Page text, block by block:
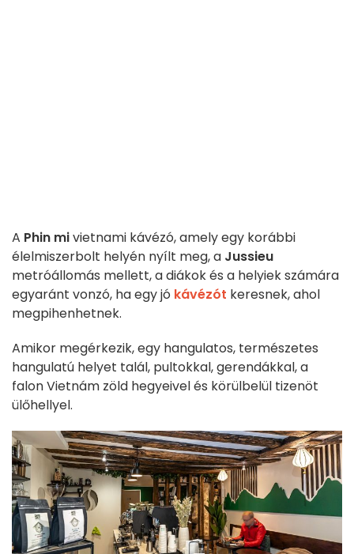
A Phin mivietnami kávézó, amely egy korábbi
élelmiszerbolt helyén nyílt meg, a Jussieu
metróállomás mellett, a diákok és a helyiek számára
egyaránt vonzó, ha egy jó kávézót keresnek, ahol
megpihenhetnek.
Amikor megérkezik, egy hangulatos, természetes
hangulatú helyet talál, pultokkal, gerendákkal, a
falon Vietnám zöld hegyeivel és körülbelül tizenöt
ülőhellyel.